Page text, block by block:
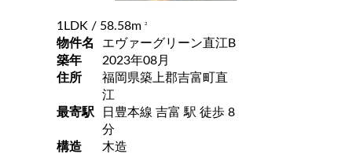
1LDK / 58.58m 2
物件名
エヴァーグリーン直江B
築年
2023年08月
住所
福岡県築上郡吉富町直
江
最寄駅
日豊本線 吉富 駅 徒歩 8
分
構造
木造